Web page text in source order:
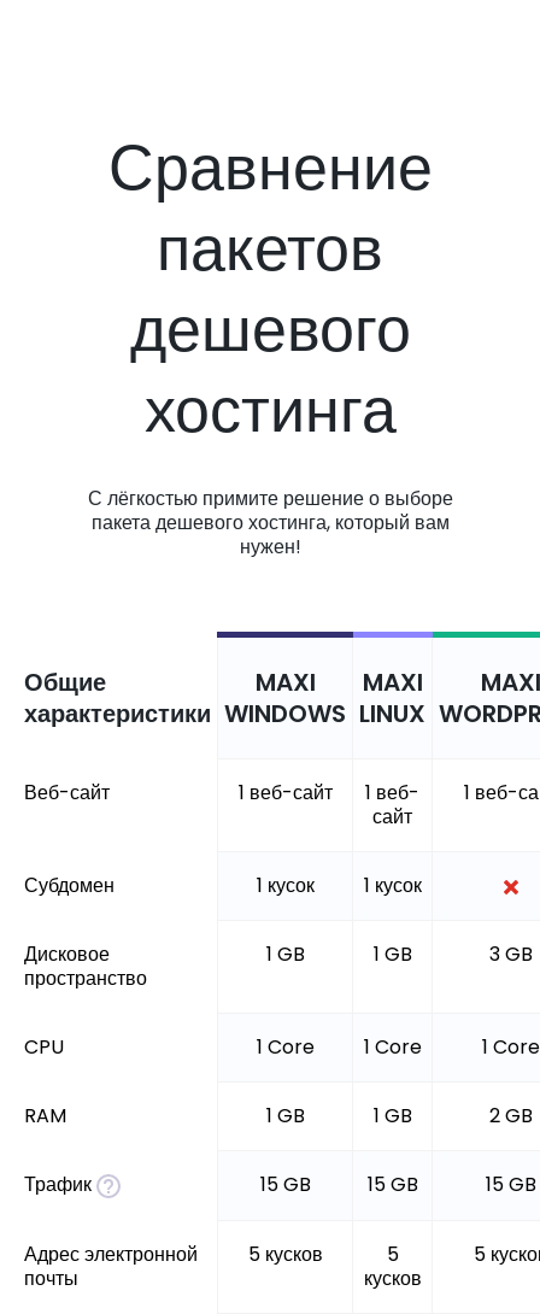
Сравнение
пакетов
дешевого
хостинга
С лёгкостью примите решение о выборе
пакета дешевого хостинга, который вам
нужен!
Общие
характеристики
MAXI
WINDOWS
MAXI
LINUX
MAXI
Веб-сайт 1 веб-сайт
1 веб-
сайт
1 веб-
Субдомен 1 кусок 1 кусок
Дисковое
пространство
1 GB 1 GB 3 GB
CPU 1 Core 1 Core 1 Core
RAM 1 GB 1 GB 2 GB
Трафик 15 GB 15 GB 15 GB
Адрес электронной
почты
5 кусков
5
кусков
5